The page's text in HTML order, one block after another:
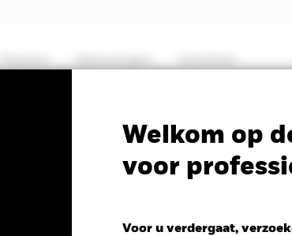
Welkom op
voor
Voor u verdergaat,
PRIIP KID
Bond Fund